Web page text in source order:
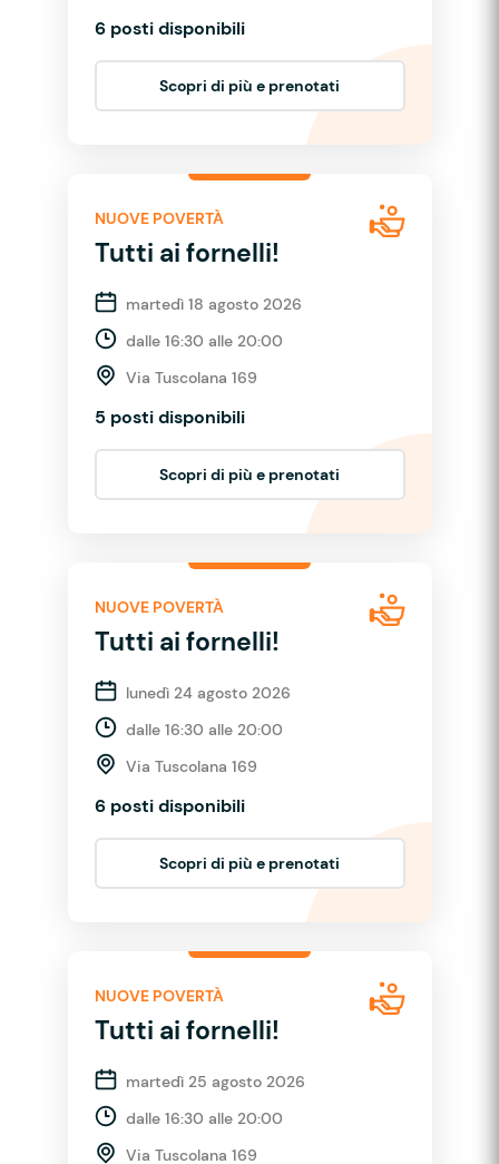
6 posti disponibili
Scopri di più e prenotati
NUOVE POVERTÀ
Tutti ai fornelli!
martedì 18 agosto 2026
dalle 16:30 alle 20:00
Via Tuscolana 169
5 posti disponibili
Scopri di più e prenotati
NUOVE POVERTÀ
Tutti ai fornelli!
lunedì 24 agosto 2026
dalle 16:30 alle 20:00
Via Tuscolana 169
6 posti disponibili
Scopri di più e prenotati
NUOVE POVERTÀ
Tutti ai fornelli!
martedì 25 agosto 2026
dalle 16:30 alle 20:00
Via Tuscolana 169